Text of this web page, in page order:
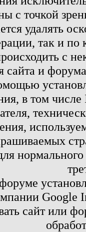
с точкой
удалять
так и по
с
сайта и
в том
сайт или